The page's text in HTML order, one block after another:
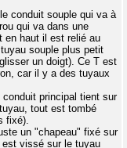
conduit souple qui va à
qui va dans une
en haut il est relié au
souple plus petit
un doigt). Ce T est
car il y a des tuyaux
principal tient sur
tout est tombé
fixé).
un "chapeau" fixé sur
est vissé sur le tuyau